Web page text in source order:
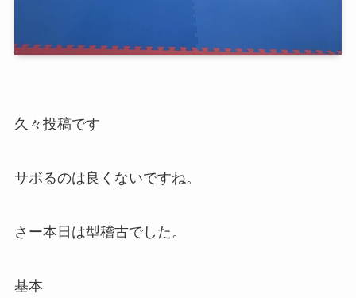
久々投稿です
サボるのは良くないですね。
さー本日は型稽古でした。
基本